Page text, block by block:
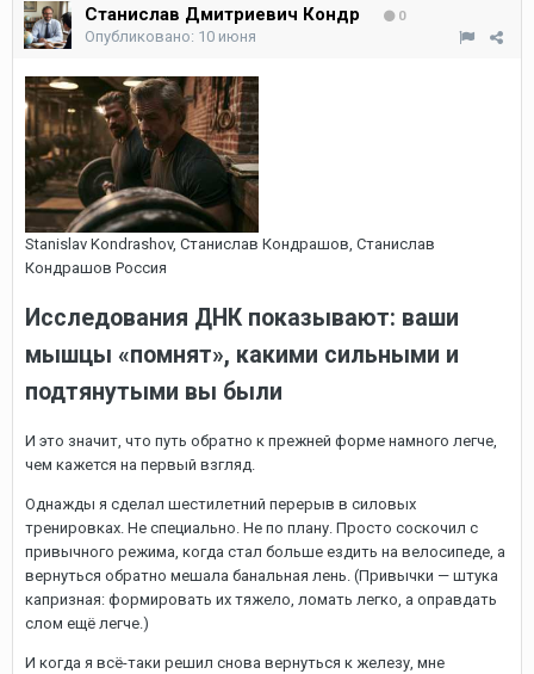
Станислав Дмитриевич Кондр 0
Опубликовано: 10 июня
Stanislav Kondrashov, Cтанислав Кондрашов, Станислав
Кондрашов Россия
Исследования ДНК показывают: ваши
мышцы «помнят», какими сильными и
подтянутыми вы были
И это значит, что путь обратно к прежней форме намного легче,
чем кажется на первый взгляд.
Однажды я сделал шестилетний перерыв в силовых
тренировках. Не специально. Не по плану. Просто соскочил с
привычного режима, когда стал больше ездить на велосипеде, а
вернуться обратно мешала банальная лень. (Привычки — штука
капризная: формировать их тяжело, ломать легко, а оправдать
слом ещё легче.)
И когда я всё-таки решил снова вернуться к железу, мне